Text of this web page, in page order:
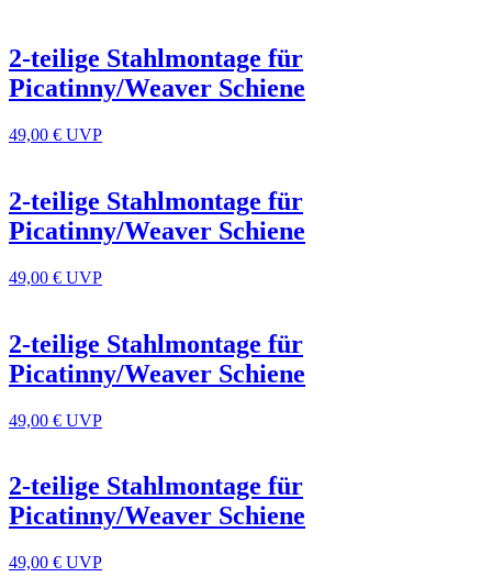
2-teilige Stahlmontage für
Picatinny/Weaver Schiene
49,00 € UVP
2-teilige Stahlmontage für
Picatinny/Weaver Schiene
49,00 € UVP
2-teilige Stahlmontage für
Picatinny/Weaver Schiene
49,00 € UVP
2-teilige Stahlmontage für
Picatinny/Weaver Schiene
49,00 € UVP